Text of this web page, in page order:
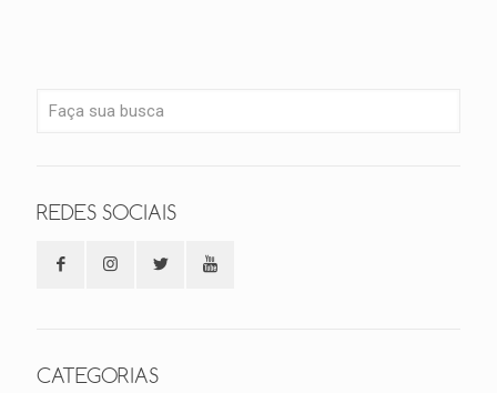
REDES SOCIAIS
CATEGORIAS